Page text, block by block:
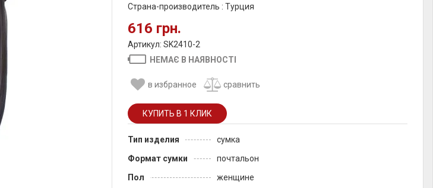
Страна-производитель : Турция
616 грн.
Артикул: SK2410-2
НЕМАЄ В НАЯВНОСТІ
в избранное сравнить
Тип изделия
сумка
Формат сумки
почтальон
Пол
женщине